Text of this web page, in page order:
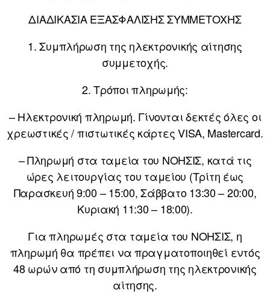
ΔΙΑΔΙΚΑΣΙΑ ΕΞΑΣΦΑΛΙΣΗΣ ΣΥΜΜΕΤΟΧΗΣ
1. Συμπλήρωση της ηλεκτρονικής αίτησης
συμμετοχής.
2. Τρόποι πληρωμής:
– Ηλεκτρονική πληρωμή. Γίνονται δεκτές όλες οι
χρεωστικές / πιστωτικές κάρτες VISA, Mastercard.
– Πληρωμή στα ταμεία του ΝΟΗΣΙΣ, κατά τις
ώρες λειτουργίας του ταμείου (Τρίτη έως
Παρασκευή 9:00 – 15:00, Σάββατο 13:30 – 20:00,
Κυριακή 11:30 – 18:00).
Για πληρωμές στα ταμεία του ΝΟΗΣΙΣ, η
πληρωμή θα πρέπει να πραγματοποιηθεί εντός
48 ωρών από τη συμπλήρωση της ηλεκτρονικής
αίτησης.